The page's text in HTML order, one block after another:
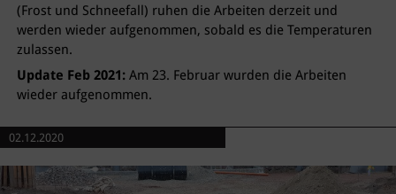
(Frost und Schneefall) ruhen die Arbeiten derzeit und
werden wieder aufgenommen, sobald es die Temperaturen
zulassen.
Update Feb 2021:Am 23. Februar wurden die Arbeiten
wieder aufgenommen.
02.12.2020